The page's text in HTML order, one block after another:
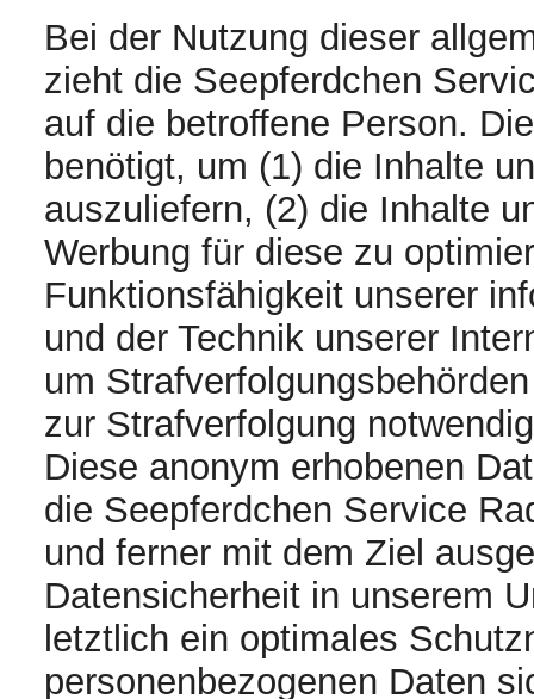
Bei der Nutzung dieser
zieht die Seepferdchen
auf die betroffene Person.
benötigt, um (1) die Inhalte
auszuliefern, (2) die Inhalte
Werbung für diese zu
Funktionsfähigkeit unserer
und der Technik unserer
um
zur Strafverfolgung
Diese anonym erhobenen
die Seepferdchen Service
und ferner mit dem Ziel
Datensicherheit in unserem
letztlich ein optimales
personenbezogenen Daten